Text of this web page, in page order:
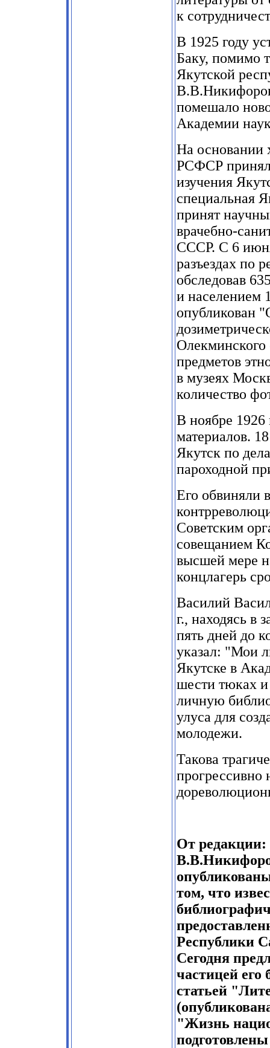
к
В 1925 году
Баку, помимо
Якутской
помешало
Академии
На основании
РСФСР
изучения
специальная
принят
врачебно-
СССР. С 6
разъездах по
обследовав
и населением
опубликован
Олекминского
предметов
в музеях
количество
В ноябре 1926
материалов. 18
Якутск по
пароходной
Его обвиняли
Советским
совещанием
высшей мере
концлагерь
Василий
г., находясь в
пять дней до
указал: "Мои
Якутске в
шести тюках
личную
улуса для
молодежи.
Такова
прогрессивно
От редакции:
том, что
Республики
Сегодня
частицей
статьей
"Жизнь